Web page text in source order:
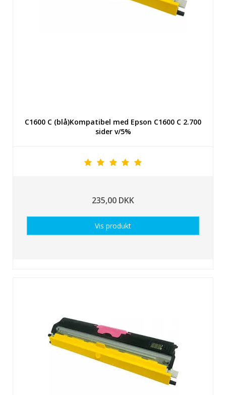
C1600 C (blå)Kompatibel med Epson C1600 C 2.700
sider v/5%
235,00 DKK
Vis produkt